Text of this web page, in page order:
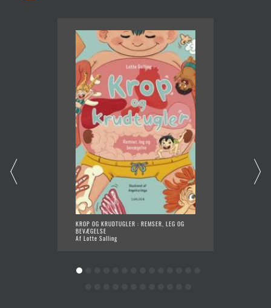
KROP OG KRUDTUGLER : REMSER, LEG OG
BEVÆGELSE
Af Lotte Salling